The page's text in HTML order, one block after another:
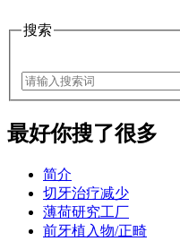
搜索
最好你搜了很多
简介
切牙治疗减少
薄荷研究工厂
前牙植入物/正畸